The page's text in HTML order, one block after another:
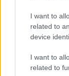
I want to
related to
device
I want to
related to
tehát több
üzenet arról,
élmény,
élmény. Egy
lehet